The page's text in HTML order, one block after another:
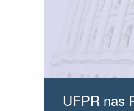
UFPR nas